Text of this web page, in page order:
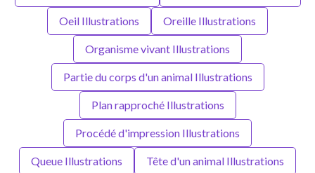
Oeil Illustrations Oreille Illustrations
Organisme vivant Illustrations
Partie du corps d'un animal Illustrations
Plan rapproché Illustrations
Procédé d'impression Illustrations
Queue Illustrations Tête d'un animal Illustrations